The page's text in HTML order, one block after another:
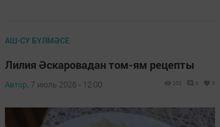
АШ-СУ БҮЛМӘСЕ
Лилия Әскаровадан том-ям рецепты
Автор, 7 июль 2026 - 12:00 252 0 0